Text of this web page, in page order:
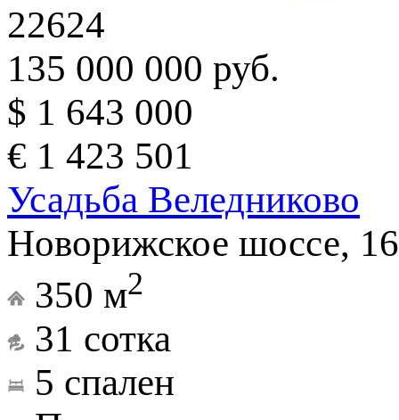
22624
135 000 000 руб.
$ 1 643 000
€ 1 423 501
Усадьба Веледниково
Новорижское шоссе,
350 м2
31 сотка
5 спален